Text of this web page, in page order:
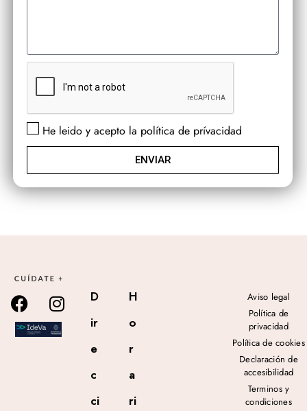
He leido y acepto la política de prívacidad
ENVIAR
D
ir
e
c
ci
H
o
r
a
ri
Aviso legal
Política de
privacidad
Política de cookies
Declaración de
accesibilidad
Terminos y
condiciones